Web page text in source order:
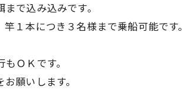
で込み込みです。
１本につき３名様まで乗船可能です。
ＯＫです。
願いします。